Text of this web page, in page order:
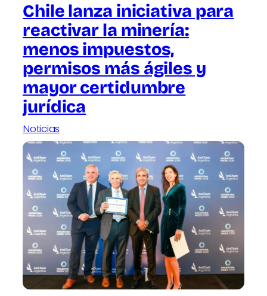
Chile lanza iniciativa para
reactivar la minería:
menos impuestos,
permisos más ágiles y
mayor certidumbre
jurídica
Noticias